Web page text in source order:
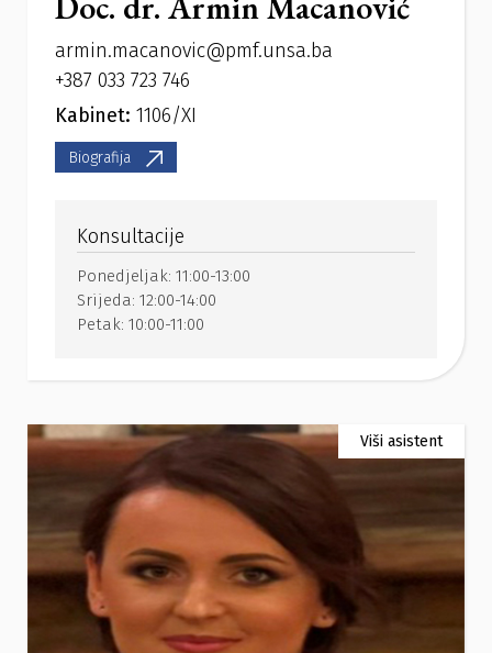
armin.macanovic@pmf.unsa.ba
+387 033 723 746
Kabinet: 1106/XI
Biografija
Konsultacije
Ponedjeljak: 11:00-13:00
Srijeda: 12:00-14:00
Petak: 10:00-11:00
Viši asistent